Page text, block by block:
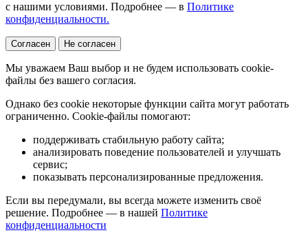
с нашими условиями. Подробнее — в Политике
конфиденциальности.
Согласен Не согласен
Мы уважаем Ваш выбор и не будем использовать cookie-
файлы без вашего согласия.
Однако без cookie некоторые функции сайта могут работать
ограниченно. Cookie-файлы помогают:
поддерживать стабильную работу сайта;
анализировать поведение пользователей и улучшать
сервис;
показывать персонализированные предложения.
Если вы передумали, вы всегда можете изменить своё
решение. Подробнее — в нашей Политике
конфиденциальности